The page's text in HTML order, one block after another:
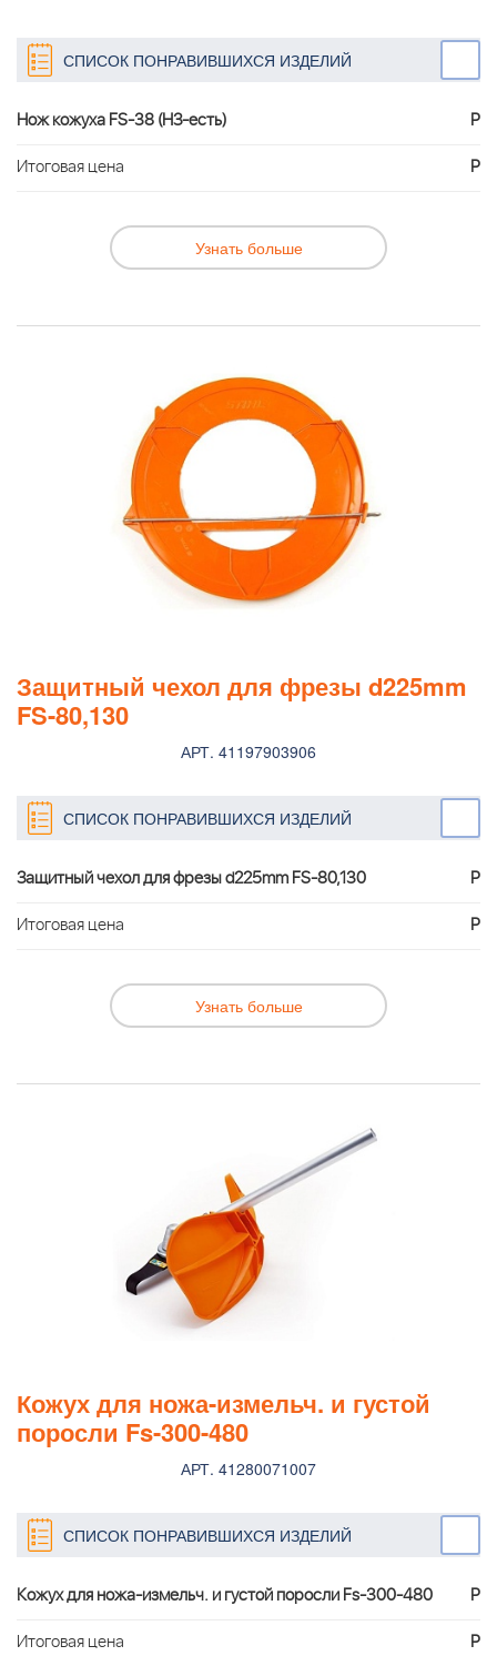
СПИСОК ПОНРАВИВШИХСЯ ИЗДЕЛИЙ
Нож кожуха FS-38 (НЗ-есть)
Р
Итоговая цена
Р
Узнать больше
Защитный чехол для фрезы d225mm
FS-80,130
АРТ. 41197903906
СПИСОК ПОНРАВИВШИХСЯ ИЗДЕЛИЙ
Защитный чехол для фрезы d225mm FS-80,130
Р
Итоговая цена
Р
Узнать больше
Кожух для ножа-измельч. и густой
поросли Fs-300-480
АРТ. 41280071007
СПИСОК ПОНРАВИВШИХСЯ ИЗДЕЛИЙ
Кожух для ножа-измельч. и густой поросли Fs-300-480
Р
Итоговая цена
Р